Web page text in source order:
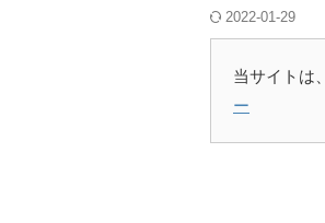
2022-01-29
当サイトは
ー